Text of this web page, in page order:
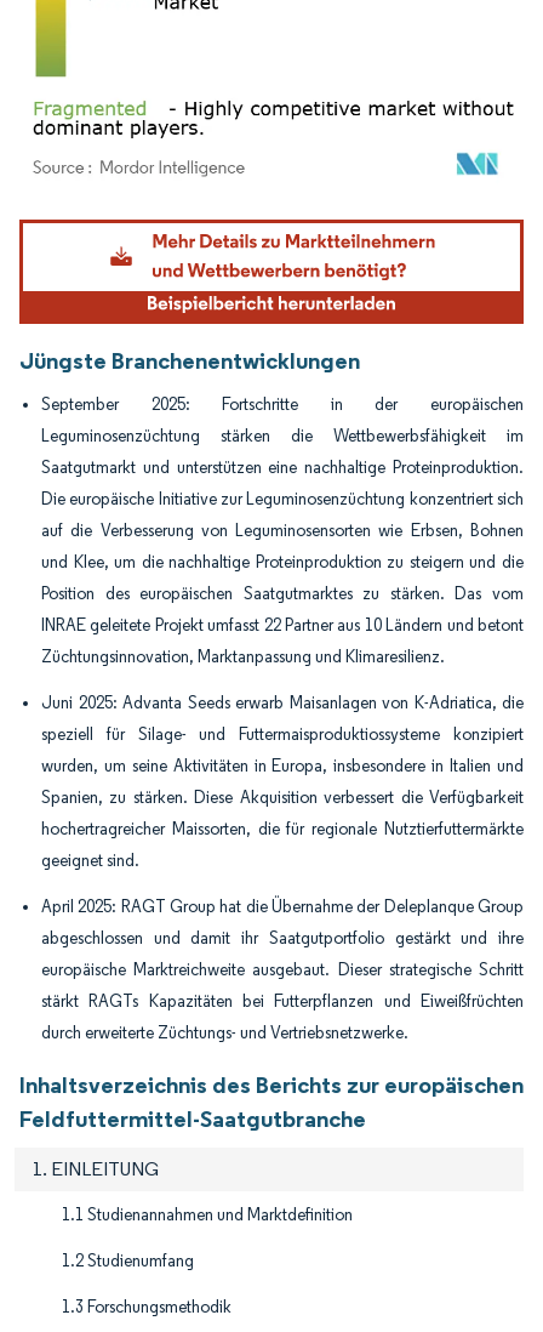
Bild © Mordor Intelligence. Wiederverwendung erfordert Namensnennung gemäß
Jüngste Branchenentwicklungen
September 2025: Fortschritte in der europäischen
Leguminosenzüchtung stärken die Wettbewerbsfähigkeit im
Saatgutmarkt und unterstützen eine nachhaltige Proteinproduktion.
Die europäische Initiative zur Leguminosenzüchtung konzentriert sich
auf die Verbesserung von Leguminosensorten wie Erbsen, Bohnen
und Klee, um die nachhaltige Proteinproduktion zu steigern und die
Position des europäischen Saatgutmarktes zu stärken. Das vom
INRAE geleitete Projekt umfasst 22 Partner aus 10 Ländern und betont
Züchtungsinnovation, Marktanpassung und Klimaresilienz.
Juni 2025: Advanta Seeds erwarb Maisanlagen von K-Adriatica, die
speziell für Silage- und Futtermaisproduktiossysteme konzipiert
wurden, um seine Aktivitäten in Europa, insbesondere in Italien und
Spanien, zu stärken. Diese Akquisition verbessert die Verfügbarkeit
hochertragreicher Maissorten, die für regionale Nutztierfuttermärkte
geeignet sind.
April 2025: RAGT Group hat die Übernahme der Deleplanque Group
abgeschlossen und damit ihr Saatgutportfolio gestärkt und ihre
europäische Marktreichweite ausgebaut. Dieser strategische Schritt
stärkt RAGTs Kapazitäten bei Futterpflanzen und Eiweißfrüchten
durch erweiterte Züchtungs- und Vertriebsnetzwerke.
Inhaltsverzeichnis des Berichts zur europäischen
Feldfuttermittel-Saatgutbranche
1. EINLEITUNG
1.1 Studienannahmen und Marktdefinition
1.2 Studienumfang
1.3 Forschungsmethodik